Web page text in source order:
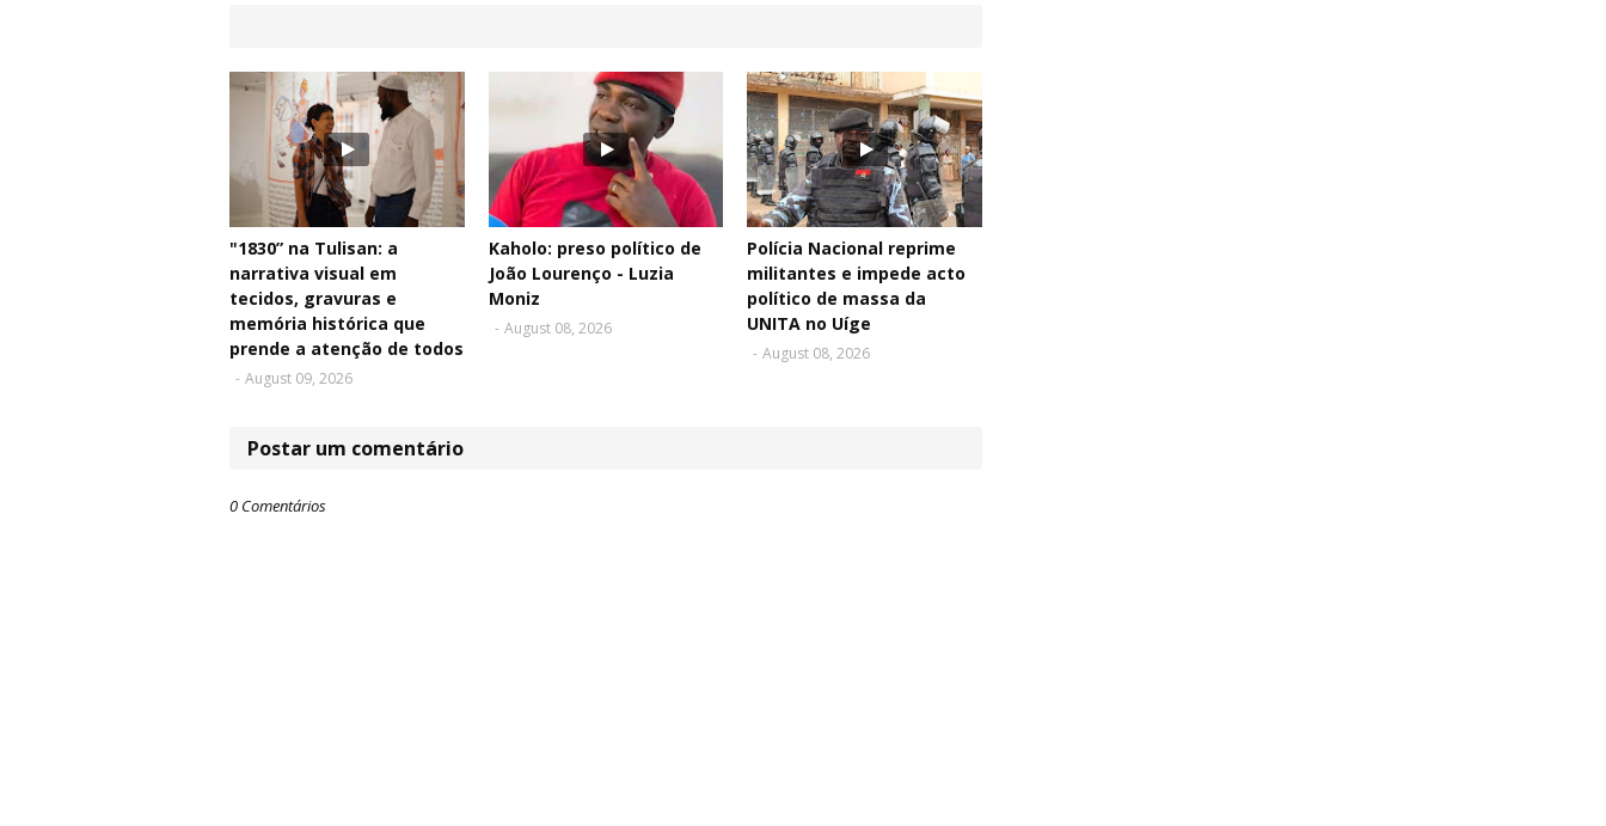
"1830” na Tulisan: a
narrativa visual em
tecidos, gravuras e
memória histórica que
prende a atenção de todos
- August 09, 2026
Kaholo: preso político de
João Lourenço - Luzia
Moniz
- August 08, 2026
Polícia Nacional reprime
militantes e impede acto
político de massa da
UNITA no Uíge
- August 08, 2026
Postar um comentário
0 Comentários